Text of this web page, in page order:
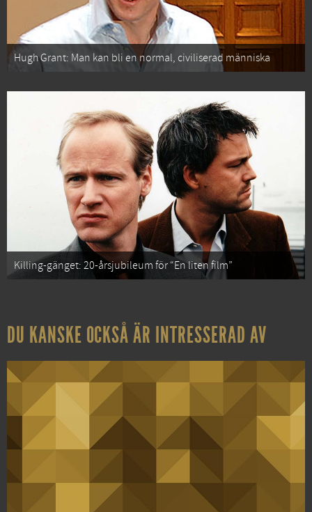
Hugh Grant: Man kan bli en normal, civiliserad människa
Killing-gänget: 20-årsjubileum för “En liten film”
DU KANSKE OCKSÅ ÄR INTRESSERAD AV